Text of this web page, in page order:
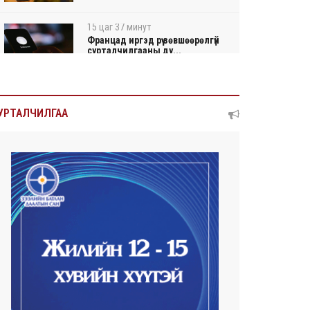
15 цаг 37 минут
Францад иргэд рүү зөвшөөрөлгүй
сурталчилгааны ду...
15 цаг 41 минут
15 цаг 43 минут
Автомашины улсын дугаар
сондгой тоогоор төгссөн ...
15 цаг 47 минут
Улаанбаатарт өдөртөө 30 хэм
дулаан